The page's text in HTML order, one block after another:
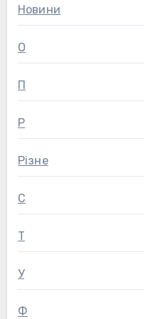
Новини
О
П
Р
Різне
С
Т
У
Ф